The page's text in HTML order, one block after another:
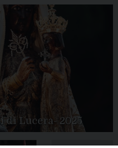
di Lucera- 2025